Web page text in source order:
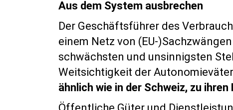
Aus dem System ausbrechen
Der Geschäftsführer des
einem Netz von (EU-
schwächsten und unsinnigsten
Weitsichtigkeit der
ähnlich wie in der Schweiz, zu